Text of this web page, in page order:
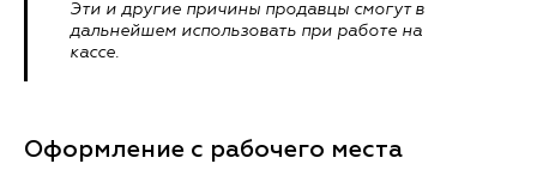
Эти и другие причины продавцы смогут в
дальнейшем использовать при работе на
кассе.
Оформление с рабочего места